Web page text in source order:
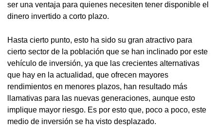
ser una ventaja para quienes necesiten tener disponible el
dinero invertido a corto plazo.
Hasta cierto punto, esto ha sido su gran atractivo para
cierto sector de la población que se han inclinado por este
vehículo de inversión, ya que las crecientes alternativas
que hay en la actualidad, que ofrecen mayores
rendimientos en menores plazos, han resultado más
llamativas para las nuevas generaciones, aunque esto
implique mayor riesgo. Es por esto que, poco a poco, este
medio de inversión se ha visto desplazado.